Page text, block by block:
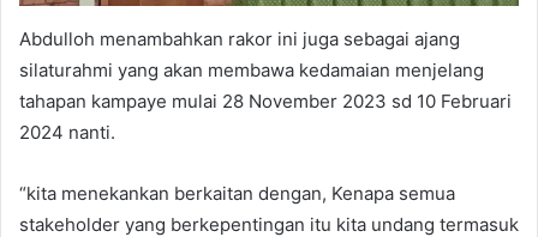
Abdulloh menambahkan rakor ini juga sebagai ajang
silaturahmi yang akan membawa kedamaian menjelang
tahapan kampaye mulai 28 November 2023 sd 10 Februari
2024 nanti.
“kita menekankan berkaitan dengan, Kenapa semua
stakeholder yang berkepentingan itu kita undang termasuk